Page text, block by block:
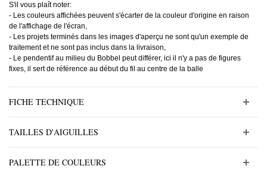
S'il vous plaît noter:
- Les couleurs affichées peuvent s'écarter de la couleur d'origine en raison
de l'affichage de l'écran,
- Les projets terminés dans les images d'aperçu ne sont qu'un exemple de
traitement et ne sont pas inclus dans la livraison,
- Le pendentif au milieu du Bobbel peut différer, ici il n'y a pas de figures
fixes, il sert de référence au début du fil au centre de la balle
FICHE TECHNIQUE
TAILLES D'AIGUILLES
PALETTE DE COULEURS